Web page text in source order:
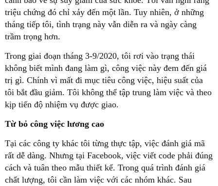
triệu chứng đó chỉ xảy đến một lần. Tuy nhiên, ở những
tháng tiếp tôi, tình trạng này vẫn diễn ra và ngày càng
trầm trọng hơn.
Trong giai đoạn tháng 3-9/2020, tôi rơi vào trạng thái
không biết mình đang làm gì, công việc này đem đến giá
trị gì. Chính vì mất đi mục tiêu công việc, hiệu suất của
tôi bắt đầu giảm. Tôi không thể tập trung làm việc và theo
kịp tiến độ nhiệm vụ được giao.
Từ bỏ công việc lương cao
Tại các công ty khác tôi từng thực tập, việc đánh giá mã
rất dễ dàng. Nhưng tại Facebook, việc viết code phải đúng
cách và tuân theo mẫu thiết kế. Trong quá trình đánh giá
chất lượng, tôi cần làm việc với các nhóm khác. Sau